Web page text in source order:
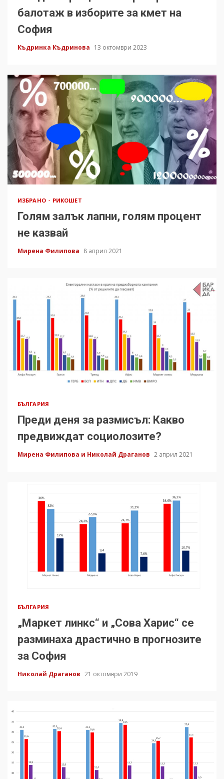
балотаж в изборите за кмет на
София
Къдринка Къдринова 13 октомври 2023
ИЗБРАНО РИКОШЕТ
Голям залък лапни, голям процент
не казвай
Мирена Филипова 8 април 2021
БЪЛГАРИЯ
Преди деня за размисъл: Какво
предвиждат социолозите?
Мирена Филипова и Николай Драганов 2 април 2021
БЪЛГАРИЯ
„Маркет линкс“ и „Сова Харис“ се
разминаха драстично в прогнозите
за София
Николай Драганов 21 октомври 2019